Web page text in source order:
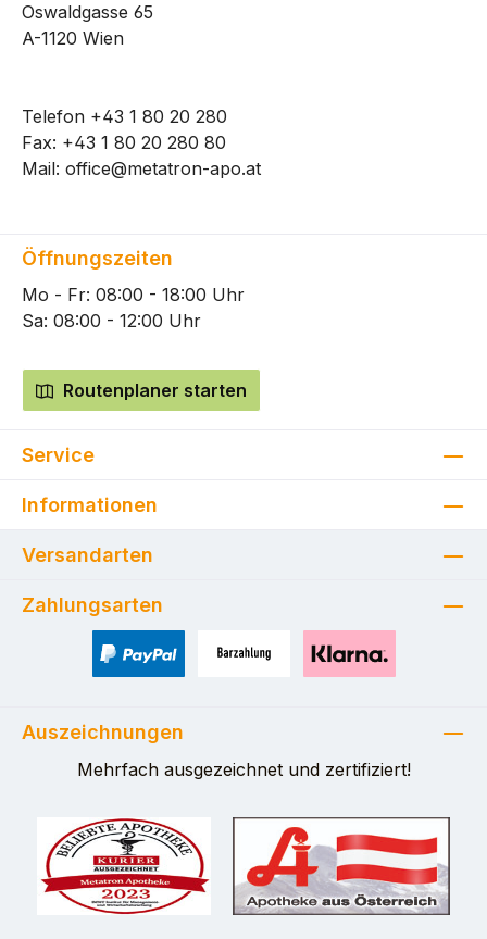
Oswaldgasse 65
A-1120 Wien
Telefon +43 1 80 20 280
Fax: +43 1 80 20 280 80
Mail: office@metatron-apo.at
Öffnungszeiten
Mo - Fr: 08:00 - 18:00 Uhr
Sa: 08:00 - 12:00 Uhr
Routenplaner starten
Service
Informationen
Versandarten
Zahlungsarten
Auszeichnungen
Mehrfach ausgezeichnet und zertifiziert!